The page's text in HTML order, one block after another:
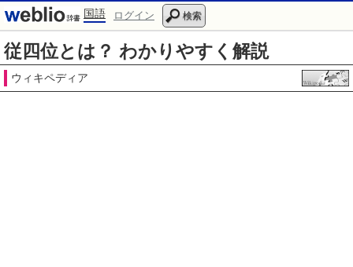
国語 ログイン 検索
従四位とは？ わかりやすく解説
ウィキペディア